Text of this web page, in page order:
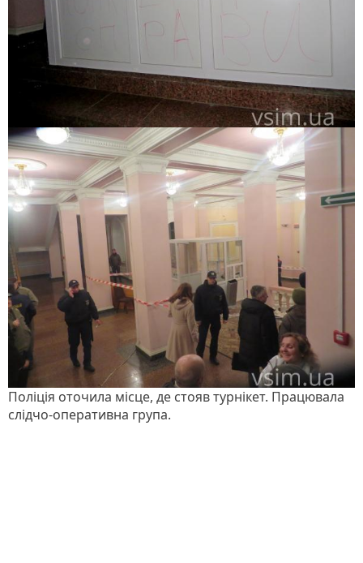
Поліція оточила місце, де стояв турнікет. Працювала
слідчо-оперативна група.